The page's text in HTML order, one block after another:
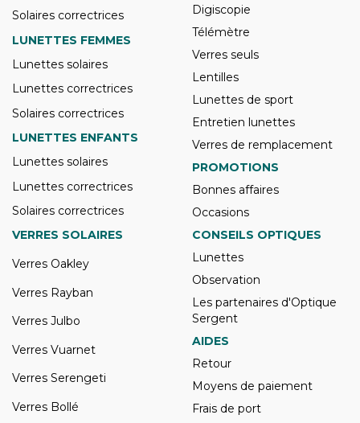
Solaires correctrices
LUNETTES FEMMES
Lunettes solaires
Lunettes correctrices
Solaires correctrices
LUNETTES ENFANTS
Lunettes solaires
Lunettes correctrices
Solaires correctrices
Digiscopie
Télémètre
Verres seuls
Lentilles
Lunettes de sport
Entretien lunettes
Verres de remplacement
PROMOTIONS
Bonnes affaires
Occasions
VERRES SOLAIRES
Verres Oakley
Verres Rayban
Verres Julbo
Verres Vuarnet
Verres Serengeti
Verres Bollé
CONSEILS OPTIQUES
Lunettes
Observation
Les partenaires d'Optique
Sergent
AIDES
Retour
Moyens de paiement
Frais de port